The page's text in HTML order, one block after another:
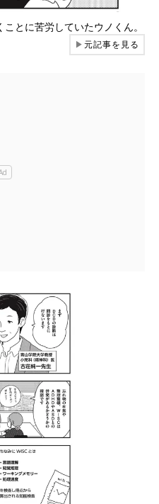
とに苦労していたウノくん。
▶元記事を見る